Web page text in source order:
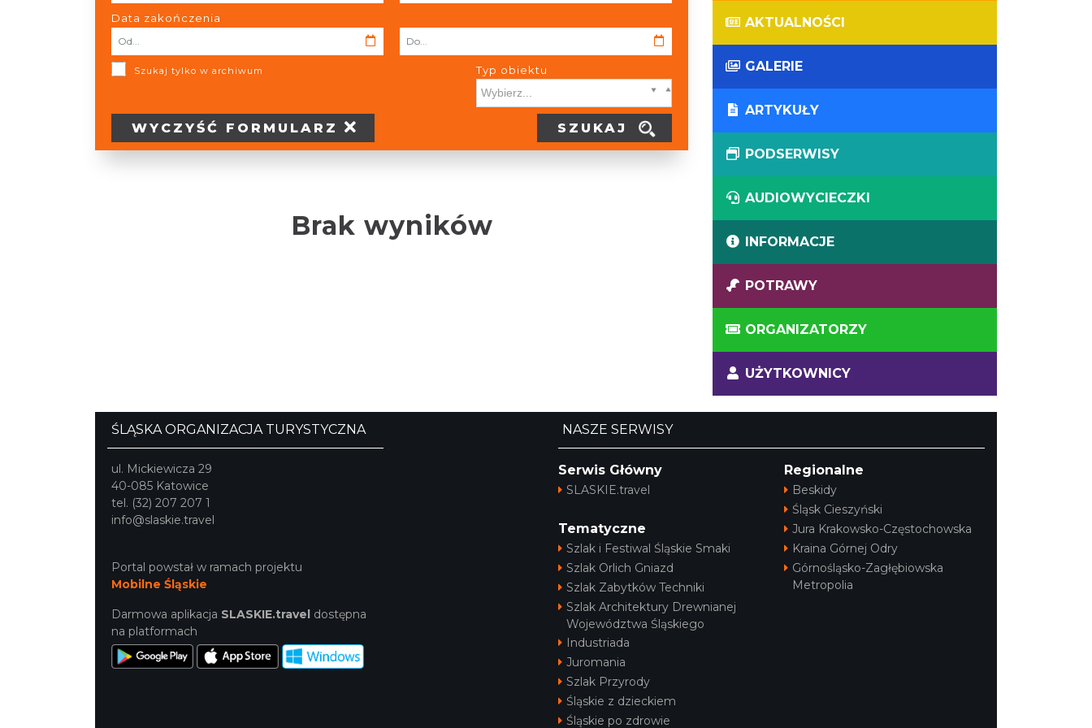
Data zakończenia
Szukaj tylko w archiwum
Typ obiektu
Typ obiektu Typ wypożyczalni
WYCZYŚĆ FORMULARZ SZUKAJ
Brak wyników
AKTUALNOŚCI
GALERIE
ARTYKUŁY
PODSERWISY
AUDIOWYCIECZKI
INFORMACJE
POTRAWY
ORGANIZATORZY
UŻYTKOWNICY
ŚLĄSKA ORGANIZACJA TURYSTYCZNA
ul. Mickiewicza 29
40-085 Katowice
tel. (32) 207 207 1
info@slaskie.travel
Portal powstał w ramach projektu
Mobilne Śląskie
Darmowa aplikacja SLASKIE.travel dostępna
na platformach
NASZE SERWISY
Serwis Główny
SLASKIE.travel
Tematyczne
Szlak i Festiwal Śląskie Smaki
Szlak Orlich Gniazd
Szlak Zabytków Techniki
Szlak Architektury Drewnianej
Województwa Śląskiego
Industriada
Juromania
Szlak Przyrody
Śląskie z dzieckiem
Śląskie po zdrowie
Regionalne
Beskidy
Śląsk Cieszyński
Jura Krakowsko-Częstochowska
Kraina Górnej Odry
Górnośląsko-Zagłębiowska
Metropolia